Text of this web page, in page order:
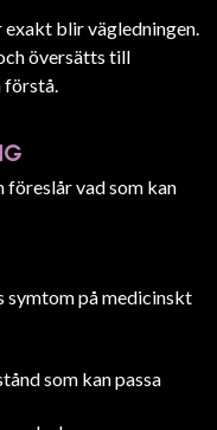
exakt blir vägledningen.
översätts till
förstå.
vad som kan
symtom på medicinskt
som kan passa